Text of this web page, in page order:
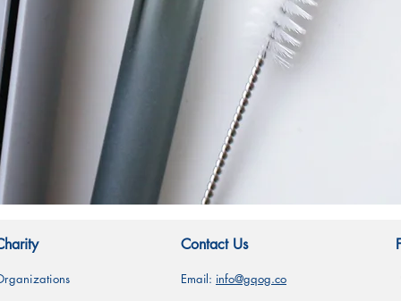
Contact Us
Email: info@gqog.co